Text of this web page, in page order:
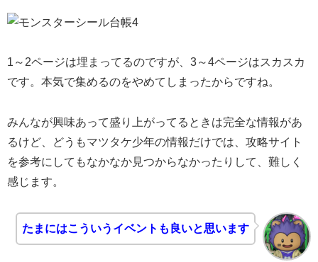
1～2ページは埋まってるのですが、3～4ページはスカスカ
です。本気で集めるのをやめてしまったからですね。
みんなが興味あって盛り上がってるときは完全な情報があ
るけど、どうもマツタケ少年の情報だけでは、攻略サイト
を参考にしてもなかなか見つからなかったりして、難しく
感じます。
たまにはこういうイベントも良いと思います